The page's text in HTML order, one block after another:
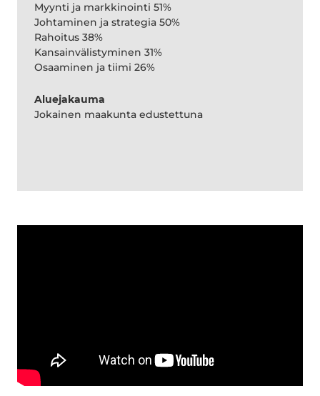
Myynti ja markkinointi 51%
Johtaminen ja strategia 50%
Rahoitus 38%
Kansainvälistyminen 31%
Osaaminen ja tiimi 26%
Aluejakauma
Jokainen maakunta edustettuna